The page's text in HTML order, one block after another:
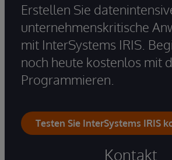
Erstellen Sie
unternehmenskritische
mit InterSystems IRIS.
noch heute kostenlos mit
Programmieren.
Testen Sie InterSystems IRIS
Kontakt